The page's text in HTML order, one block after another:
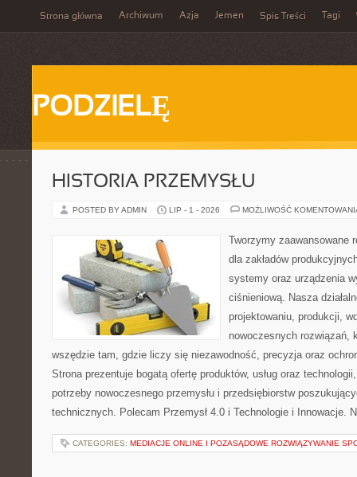
Strona główna Archiwum Azja Jemen Spis Treści Tagi
PODZIELĘ
HISTORIA PRZEMYSŁU
POSTED BY ADMIN LIP - 1 - 2026 MOŻLIWOŚĆ
Tworzymy zaawansowane
dla zakładów
systemy oraz urządzenia
ciśnieniową. Nasza
projektowaniu, produkcji,
nowoczesnych rozwiązań,
wszędzie tam, gdzie liczy się niezawodność, precyzja oraz
Strona prezentuje bogatą ofertę produktów, usług oraz
potrzeby nowoczesnego przemysłu i przedsiębiorstw
technicznych. Polecam Przemysł 4.0 i Technologie i Innowacje.
CATEGORIES: MEDIACJE ONLINE I POZASĄDOWE ROZWIĄZYWANIE